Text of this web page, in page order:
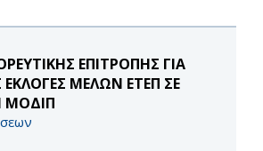
ΕΠΙΤΡΟΠΗΣ ΓΙΑ
ΜΕΛΩΝ ΕΤΕΠ ΣΕ
ΜΟΔΙΠ